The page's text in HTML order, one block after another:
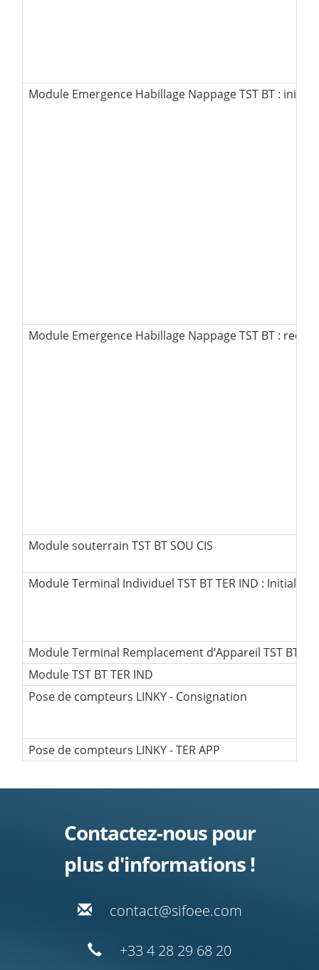
Module Emergence Habillage Nappage TST BT : initial
Module Emergence Habillage Nappage TST BT :
Module souterrain TST BT SOU CIS
Module Terminal Individuel TST BT TER IND : Initial
Module Terminal Remplacement d’Appareil TST BT :
Module TST BT TER IND
Pose de compteurs LINKY - Consignation
Pose de compteurs LINKY - TER APP
Contactez-nous pour
plus d'informations !
moc.eeofis@tcatnoc
02 86 92 82 4 33+